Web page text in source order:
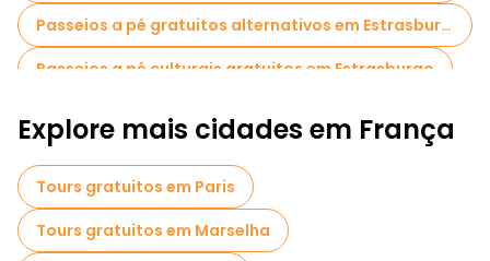
Passeios a pé gratuitos alternativos em Estrasburgo
Passeios a pé culturais gratuitos em Estrasburgo
Passeios a pé gratuitos de arte em Estrasburgo
Passeios autoguiados em Estrasburgo
Visita guiada gratuita à cidade velha Estrasburgo
Explore mais cidades em França
Tours gratuitos em Paris
Tours gratuitos em Marselha